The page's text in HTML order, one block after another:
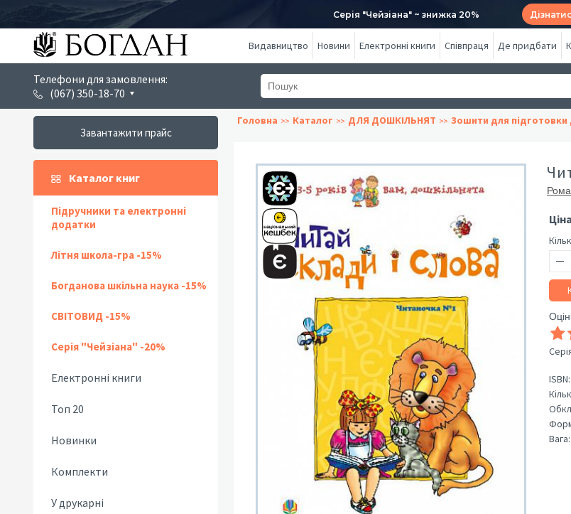
Серія "Чейзіана" ~ знижка 20%
Видавництво Новини Електронні книги Співпраця Де придбати
Телефони для замовлення:
(067) 350-18-70
Завантажити прайс
Каталог книг
Підручники та електронні
додатки
Літня школа-гра -15%
Богданова шкільна наука -15%
СВІТОВИД -15%
Серія "Чейзіана" -20%
Електронні книги
Топ 20
Новинки
Комплекти
У друкарні
Головна Каталог ДЛЯ ДОШКІЛЬНЯТ Зошити для
Ціна
ISBN:
Вага: